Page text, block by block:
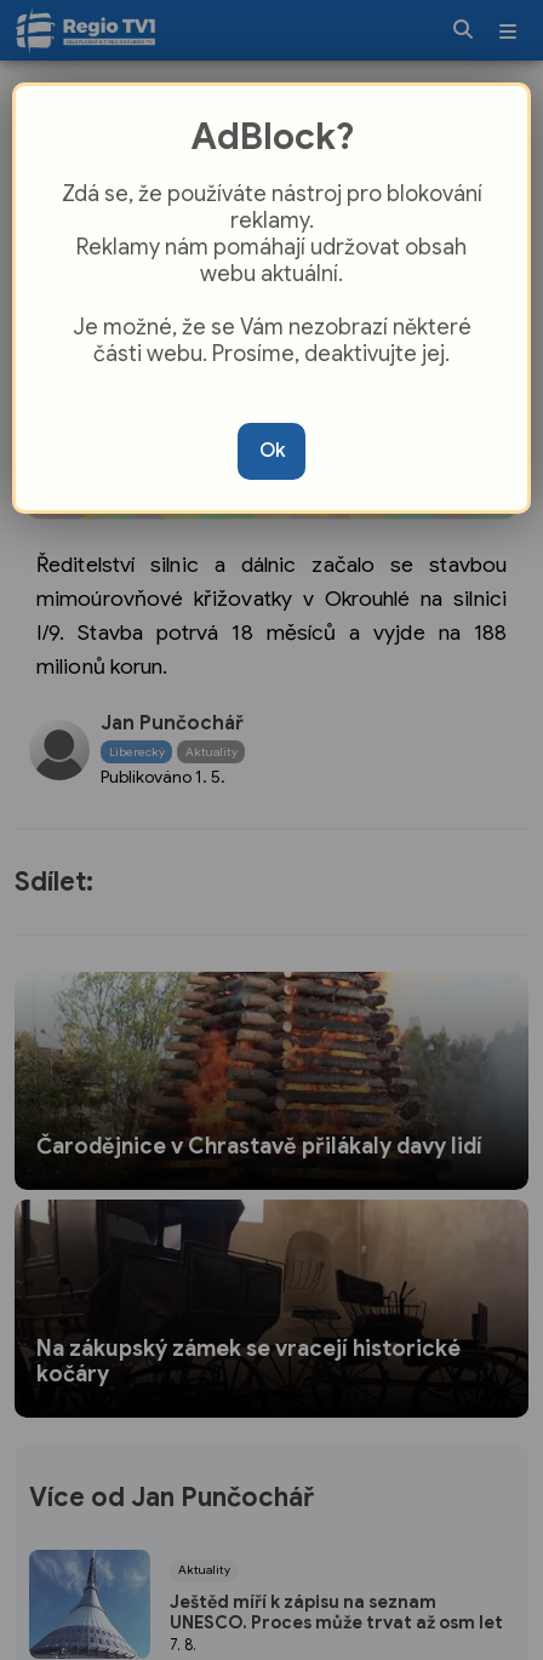
Ředitelství silnic a dálnic začalo se stavbou
mimoúrovňové křižovatky v Okrouhlé na silnici
I/9. Stavba potrvá 18 měsíců a vyjde na 188
milionů korun.
Jan Punčochář
Liberecký Aktuality
Publikováno 1. 5.
Sdílet:
Čarodějnice v Chrastavě přilákaly davy lidí
Na zákupský zámek se vracejí historické
kočáry
Více od Jan Punčochář
Aktuality
Ještěd míří k zápisu na seznam
UNESCO. Proces může trvat až osm let
7. 8.
AdBlock?
Zdá se, že používáte nástroj pro blokování
reklamy.
Reklamy nám pomáhají udržovat obsah
webu aktuální.
Je možné, že se Vám nezobrazí některé
části webu. Prosíme, deaktivujte jej.
Ok